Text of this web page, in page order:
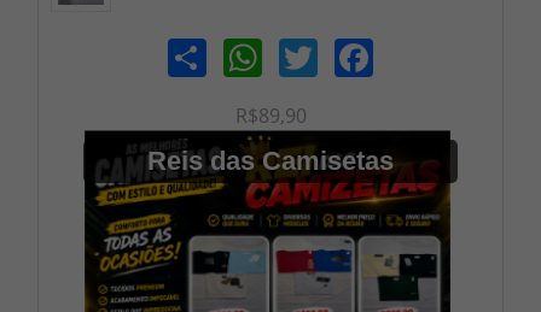
Share WhatsAppTwitter Facebook
R$89,90
Reis das Camisetas